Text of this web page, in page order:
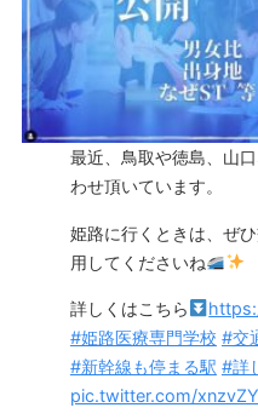
最近、鳥取や徳島、山
わせ頂いています。
姫路に行くときは、ぜ
用してくださいね
詳しくはこちら
#姫路医療専門学校 #交
#新幹線も停まる駅 #詳
pic.twitter.com/